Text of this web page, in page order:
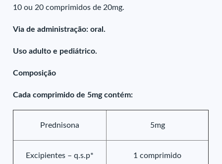
10 ou 20 comprimidos de 20mg.
Via de administração: oral.
Uso adulto e pediátrico.
Composição
Cada comprimido de 5mg contém:
Prednisona 5mg
Excipientes – q.s.p* 1 comprimido